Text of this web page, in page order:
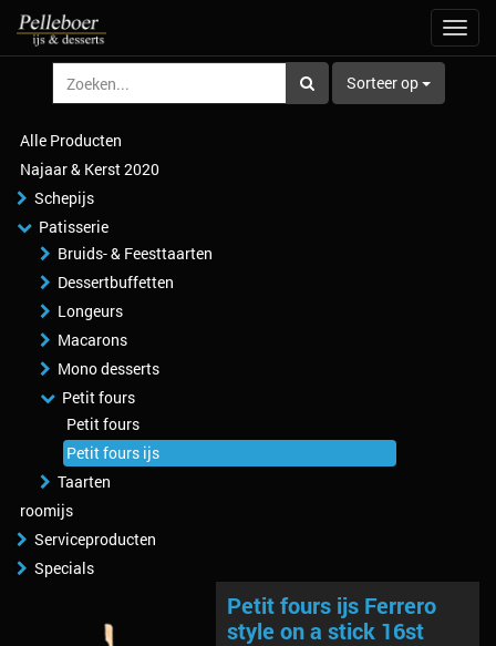
aan/
Sorteer op
Alle Producten
Najaar & Kerst 2020
Schepijs
Patisserie
Bruids- & Feesttaarten
Dessertbuffetten
Longeurs
Macarons
Mono desserts
Petit fours
Petit fours
Petit fours ijs
Taarten
roomijs
Serviceproducten
Specials
Petit fours ijs Ferrero
style on a stick 16st